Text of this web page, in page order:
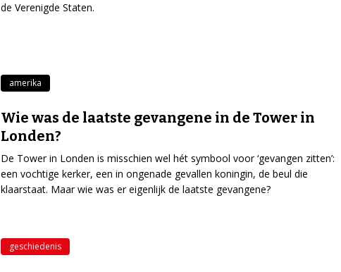
de Verenigde Staten.
amerika
Wie was de laatste gevangene in de Tower in
Londen?
De Tower in Londen is misschien wel hét symbool voor ‘gevangen zitten’:
een vochtige kerker, een in ongenade gevallen koningin, de beul die
klaarstaat. Maar wie was er eigenlijk de laatste gevangene?
geschiedenis